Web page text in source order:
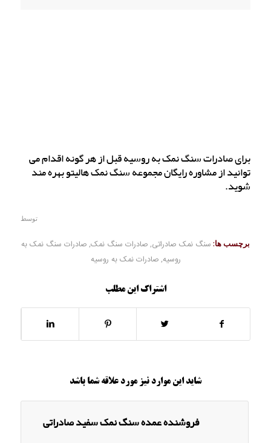
برای صادرات سنگ نمک به روسیه قبل از هر گونه اقدام می
توانید از مشاوره رایگان مجموعه سنگ نمک هالیتو بهره مند
شوید.
توسط
برچسب ها: سنگ نمک صادراتی, صادرات سنگ نمک, صادرات سنگ نمک به
روسیه, صادرات نمک به روسیه
اشتراک این مطلب
شاید این موارد نیز مورد علاقه شما باشد
فروشنده عمده سنگ نمک سفید صادراتی